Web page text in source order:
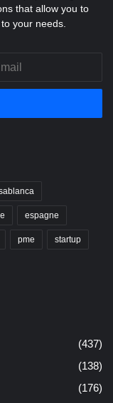
that allow you to
your needs.
espagne
pme startup
(437)
(138)
(176)